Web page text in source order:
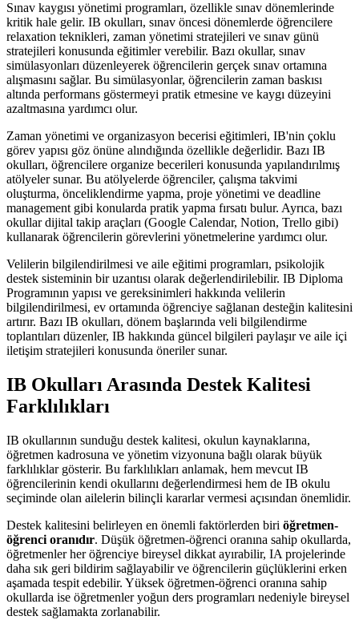
Sınav kaygısı yönetimi programları, özellikle sınav dönemlerinde
kritik hale gelir. IB okulları, sınav öncesi dönemlerde öğrencilere
relaxation teknikleri, zaman yönetimi stratejileri ve sınav günü
stratejileri konusunda eğitimler verebilir. Bazı okullar, sınav
simülasyonları düzenleyerek öğrencilerin gerçek sınav ortamına
alışmasını sağlar. Bu simülasyonlar, öğrencilerin zaman baskısı
altında performans göstermeyi pratik etmesine ve kaygı düzeyini
azaltmasına yardımcı olur.
Zaman yönetimi ve organizasyon becerisi eğitimleri, IB'nin çoklu
görev yapısı göz önüne alındığında özellikle değerlidir. Bazı IB
okulları, öğrencilere organize becerileri konusunda yapılandırılmış
atölyeler sunar. Bu atölyelerde öğrenciler, çalışma takvimi
oluşturma, önceliklendirme yapma, proje yönetimi ve deadline
management gibi konularda pratik yapma fırsatı bulur. Ayrıca, bazı
okullar dijital takip araçları (Google Calendar, Notion, Trello gibi)
kullanarak öğrencilerin görevlerini yönetmelerine yardımcı olur.
Velilerin bilgilendirilmesi ve aile eğitimi programları, psikolojik
destek sisteminin bir uzantısı olarak değerlendirilebilir. IB Diploma
Programının yapısı ve gereksinimleri hakkında velilerin
bilgilendirilmesi, ev ortamında öğrenciye sağlanan desteğin kalitesini
artırır. Bazı IB okulları, dönem başlarında veli bilgilendirme
toplantıları düzenler, IB hakkında güncel bilgileri paylaşır ve aile içi
iletişim stratejileri konusunda öneriler sunar.
IB Okulları Arasında Destek Kalitesi
Farklılıkları
IB okullarının sunduğu destek kalitesi, okulun kaynaklarına,
öğretmen kadrosuna ve yönetim vizyonuna bağlı olarak büyük
farklılıklar gösterir. Bu farklılıkları anlamak, hem mevcut IB
öğrencilerinin kendi okullarını değerlendirmesi hem de IB okulu
seçiminde olan ailelerin bilinçli kararlar vermesi açısından önemlidir.
Destek kalitesini belirleyen en önemli faktörlerden biri öğretmen-
öğrenci oranıdır. Düşük öğretmen-öğrenci oranına sahip okullarda,
öğretmenler her öğrenciye bireysel dikkat ayırabilir, IA projelerinde
daha sık geri bildirim sağlayabilir ve öğrencilerin güçlüklerini erken
aşamada tespit edebilir. Yüksek öğretmen-öğrenci oranına sahip
okullarda ise öğretmenler yoğun ders programları nedeniyle bireysel
destek sağlamakta zorlanabilir.